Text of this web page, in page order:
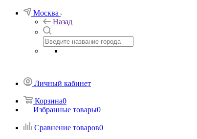
Москва
Назад
Личный кабинет
Корзина0
Избранные товары0
Сравнение товаров0